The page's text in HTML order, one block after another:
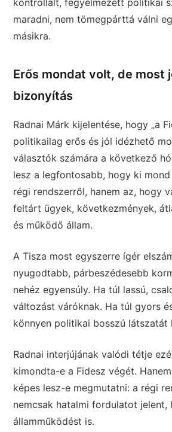
maradni, nem tömegpárttá válni
másikra.
Erős mondat volt, de most
bizonyítás
Radnai Márk kijelentése, hogy „a
politikailag erős és jól idézhető
választók számára a következő
lesz a legfontosabb, hogy ki
régi rendszerről, hanem az, hogy
feltárt ügyek, következmények,
és működő állam.
A Tisza most egyszerre ígér
nyugodtabb, párbeszédesebb
nehéz egyensúly. Ha túl lassú,
változást váróknak. Ha túl gyors
könnyen politikai bosszú látszatát
Radnai interjújának valódi tétje
kimondta-e a Fidesz végét.
képes lesz-e megmutatni: a régi
nemcsak hatalmi fordulatot jelent,
államműködést is.